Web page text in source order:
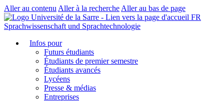
Aller au contenu Aller à la recherche Aller au bas de page
FR
Sprachwissenschaft und Sprachtechnologie
Infos pour
Futurs étudiants
Étudiants de premier semestre
Étudiants avancés
Lycéens
Presse & médias
Entreprises